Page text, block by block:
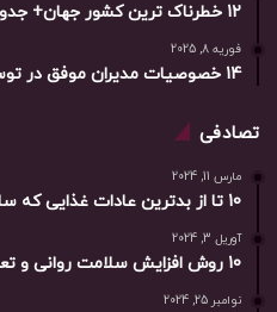
12 خطرناک ترین کشور جهان+ جدول کامل و آمار
فوریه 8, 2025
14 خصوصیات مدیران موفق در توسعه برندهای بین‌المللی
تصادفی
مارس 11, 2024
10 تا از بدترین عادات غذایی که سلامتی را به خطر می اندازد
آوریل 3, 2024
10 روش افزایش سلامت روانی و تعمیم مشاوره به دیگران
نوامبر 25, 2024